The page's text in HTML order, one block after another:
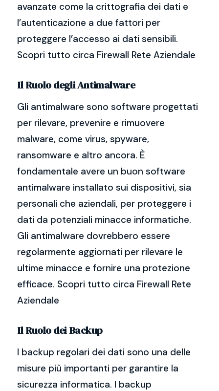
avanzate come la crittografia dei dati e
l’autenticazione a due fattori per
proteggere l’accesso ai dati sensibili.
Scopri tutto circa Firewall Rete Aziendale
Il Ruolo degli Antimalware
Gli antimalware sono software progettati
per rilevare, prevenire e rimuovere
malware, come virus, spyware,
ransomware e altro ancora. È
fondamentale avere un buon software
antimalware installato sui dispositivi, sia
personali che aziendali, per proteggere i
dati da potenziali minacce informatiche.
Gli antimalware dovrebbero essere
regolarmente aggiornati per rilevare le
ultime minacce e fornire una protezione
efficace. Scopri tutto circa Firewall Rete
Aziendale
Il Ruolo dei Backup
I backup regolari dei dati sono una delle
misure più importanti per garantire la
sicurezza informatica. I backup